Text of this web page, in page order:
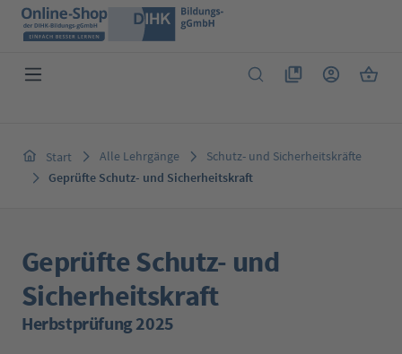
Zum Hauptinhalt springen
Du hast 0 Produkte
Start Alle Lehrgänge
Schutz- und Sicherheitskräfte
Geprüfte Schutz- und Sicherheitskraft
Geprüfte Schutz- und
Sicherheitskraft
Herbstprüfung 2025